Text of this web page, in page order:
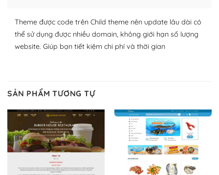
Với mọi Hosting bất kỳ thì WordPress đều có thể dễ
dàng thiết lập vì thực tế nó đã cung cấp khoảng 60%
trang web WordPress của bạn.
Dễ dàng lựa chọn Hosting cho website WordPress
– Bảo mật cực tốt
Vì WordPress hiện là nền tảng xây dựng trang web và
blog lớn nhất trên thế giới, quan trọng nhất là bảo vệ
nội dung của mình khỏi các cuộc tấn công spam.
Theme được code trên Child theme nên update lâu dài có
thể sử dụng được nhiều domain, không giới hạn số lượng
website. Giúp bạn tiết kiệm chi phí và thời gian
SẢN PHẨM TƯƠNG TỰ